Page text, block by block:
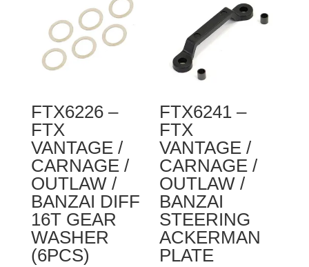
UPPER
CAP
2SETS
CARNAGE
OUTLAW
BANZAI
DIFF
PIN
(2PCS)
FTX6226 –
FTX
VANTAGE /
CARNAGE /
OUTLAW /
BANZAI DIFF
16T GEAR
WASHER
(6PCS)
FTX6241 –
FTX
VANTAGE /
CARNAGE /
OUTLAW /
BANZAI
STEERING
ACKERMAN
PLATE